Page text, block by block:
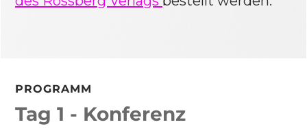
PROGRAMM
Tag 1 - Konferenz